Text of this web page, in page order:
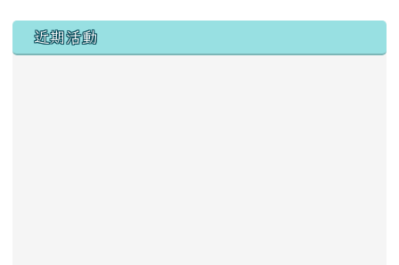
左邊區域內容
近期活動